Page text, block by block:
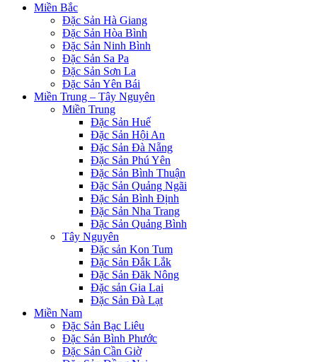
Miền Bắc
Đặc Sản Hà Giang
Đặc Sản Hòa Bình
Đặc Sản Ninh Bình
Đặc Sản Sa Pa
Đặc Sản Sơn La
Đặc Sản Yên Bái
Miền Trung – Tây Nguyên
Miền Trung
Đặc Sản Huế
Đặc Sản Hội An
Đặc Sản Đà Nẵng
Đặc Sản Phú Yên
Đặc Sản Bình Thuận
Đặc Sản Quảng Ngãi
Đặc Sản Bình Định
Đặc Sản Nha Trang
Đặc Sản Quảng Bình
Tây Nguyên
Đặc sản Kon Tum
Đặc Sản Đắk Lắk
Đặc Sản Đăk Nông
Đặc sản Gia Lai
Đặc Sản Đà Lạt
Miền Nam
Đặc Sản Bạc Liêu
Đặc Sản Bình Phước
Đặc Sản Cần Giờ